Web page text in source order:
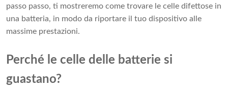
passo passo, ti mostreremo come trovare le celle difettose in
una batteria, in modo da riportare il tuo dispositivo alle
massime prestazioni.
Perché le celle delle batterie si
guastano?